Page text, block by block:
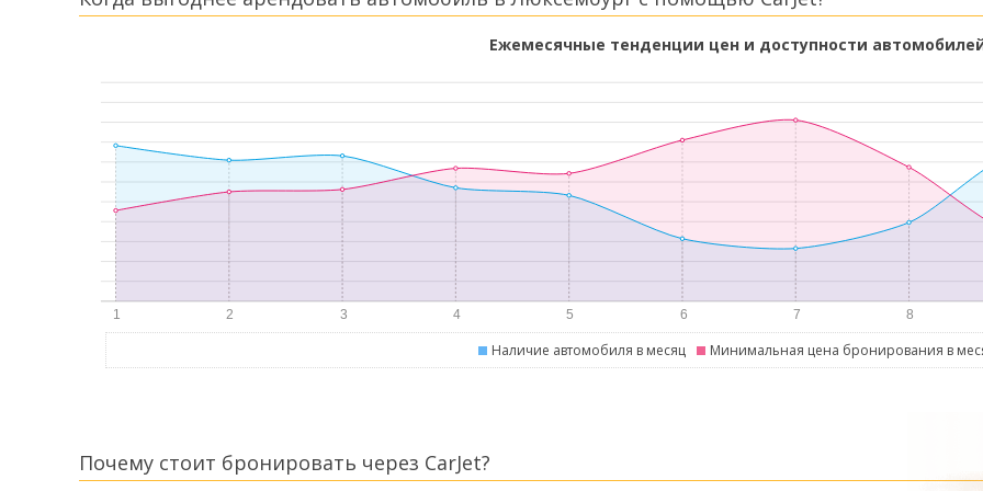
Ежемесячные тенденции цен и доступности
Наличие автомобиля в месяц Минимальная цена бронирования в
Почему стоит бронировать через CarJet?